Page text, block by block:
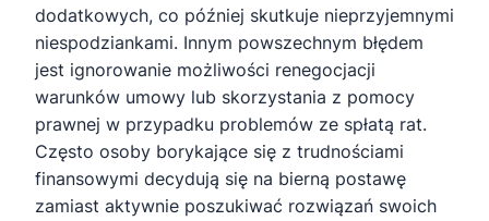
dodatkowych, co później skutkuje nieprzyjemnymi
niespodziankami. Innym powszechnym błędem
jest ignorowanie możliwości renegocjacji
warunków umowy lub skorzystania z pomocy
prawnej w przypadku problemów ze spłatą rat.
Często osoby borykające się z trudnościami
finansowymi decydują się na bierną postawę
zamiast aktywnie poszukiwać rozwiązań swoich